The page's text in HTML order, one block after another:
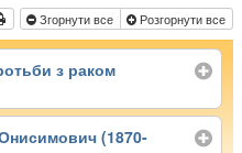
Згорнути все Розгорнути все
з раком
(1870-